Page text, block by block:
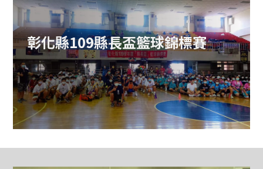
彰化縣109縣長盃籃球錦標賽